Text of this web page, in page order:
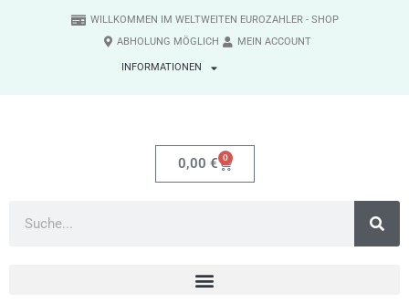
WILLKOMMEN IM WELTWEITEN EUROZAHLER - SHOP
ABHOLUNG MÖGLICH
MEIN ACCOUNT
INFORMATIONEN
0,00 € 0